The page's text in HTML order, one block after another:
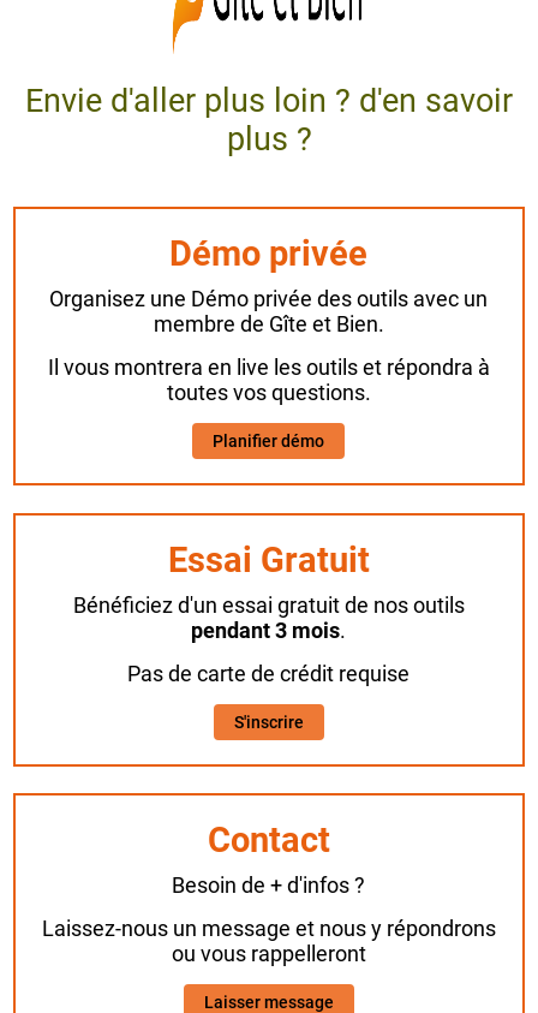
Envie d'aller plus loin ? d'en savoir
plus ?
Démo privée
Organisez une Démo privée des outils avec un
membre de Gîte et Bien.
Il vous montrera en live les outils et répondra à
toutes vos questions.
Planifier démo
Essai Gratuit
Bénéficiez d'un essai gratuit de nos outils
pendant 3 mois.
Pas de carte de crédit requise
S'inscrire
Contact
Besoin de + d'infos ?
Laissez-nous un message et nous y répondrons
ou vous rappelleront
Laisser message